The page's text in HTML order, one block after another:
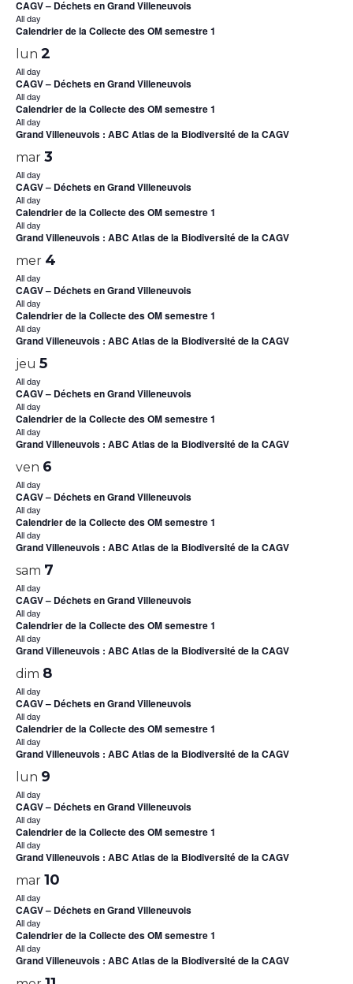
CAGV – Déchets en Grand Villeneuvois
All day
Calendrier de la Collecte des OM semestre 1
lun 2
All day
CAGV – Déchets en Grand Villeneuvois
All day
Calendrier de la Collecte des OM semestre 1
All day
Grand Villeneuvois : ABC Atlas de la Biodiversité de la CAGV
mar 3
All day
CAGV – Déchets en Grand Villeneuvois
All day
Calendrier de la Collecte des OM semestre 1
All day
Grand Villeneuvois : ABC Atlas de la Biodiversité de la CAGV
mer 4
All day
CAGV – Déchets en Grand Villeneuvois
All day
Calendrier de la Collecte des OM semestre 1
All day
Grand Villeneuvois : ABC Atlas de la Biodiversité de la CAGV
jeu 5
All day
CAGV – Déchets en Grand Villeneuvois
All day
Calendrier de la Collecte des OM semestre 1
All day
Grand Villeneuvois : ABC Atlas de la Biodiversité de la CAGV
ven 6
All day
CAGV – Déchets en Grand Villeneuvois
All day
Calendrier de la Collecte des OM semestre 1
All day
Grand Villeneuvois : ABC Atlas de la Biodiversité de la CAGV
sam 7
All day
CAGV – Déchets en Grand Villeneuvois
All day
Calendrier de la Collecte des OM semestre 1
All day
Grand Villeneuvois : ABC Atlas de la Biodiversité de la CAGV
dim 8
All day
CAGV – Déchets en Grand Villeneuvois
All day
Calendrier de la Collecte des OM semestre 1
All day
Grand Villeneuvois : ABC Atlas de la Biodiversité de la CAGV
lun 9
All day
CAGV – Déchets en Grand Villeneuvois
All day
Calendrier de la Collecte des OM semestre 1
All day
Grand Villeneuvois : ABC Atlas de la Biodiversité de la CAGV
mar 10
All day
CAGV – Déchets en Grand Villeneuvois
All day
Calendrier de la Collecte des OM semestre 1
All day
Grand Villeneuvois : ABC Atlas de la Biodiversité de la CAGV